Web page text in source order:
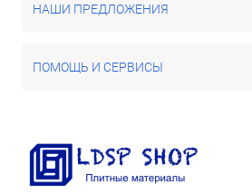
НАШИ ПРЕДЛОЖЕНИЯ
ПОМОЩЬ И СЕРВИСЫ